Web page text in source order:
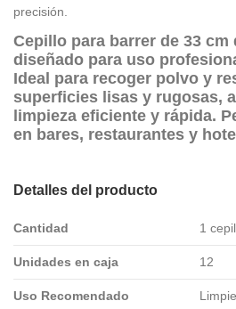
precisión.
Cepillo para barrer de 33 cm
diseñado para uso
Ideal para recoger polvo y
superficies lisas y rugosas,
limpieza eficiente y rápida.
en bares, restaurantes y
Detalles del producto
Cantidad 1
Unidades en caja 12
Uso Recomendado